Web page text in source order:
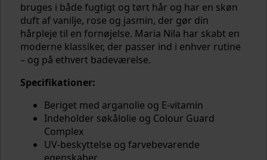
bruges i både fugtigt og tørt hår og har en skøn
duft af vanilje, rose og jasmin, der gør din
hårpleje til en fornøjelse. Maria Nila har skabt en
moderne klassiker, der passer ind i enhver rutine
– og på ethvert badeværelse.
Specifikationer:
Beriget med arganolie og E-vitamin
Indeholder søkålolie og Colour Guard
Complex
UV-beskyttelse og farvebevarende